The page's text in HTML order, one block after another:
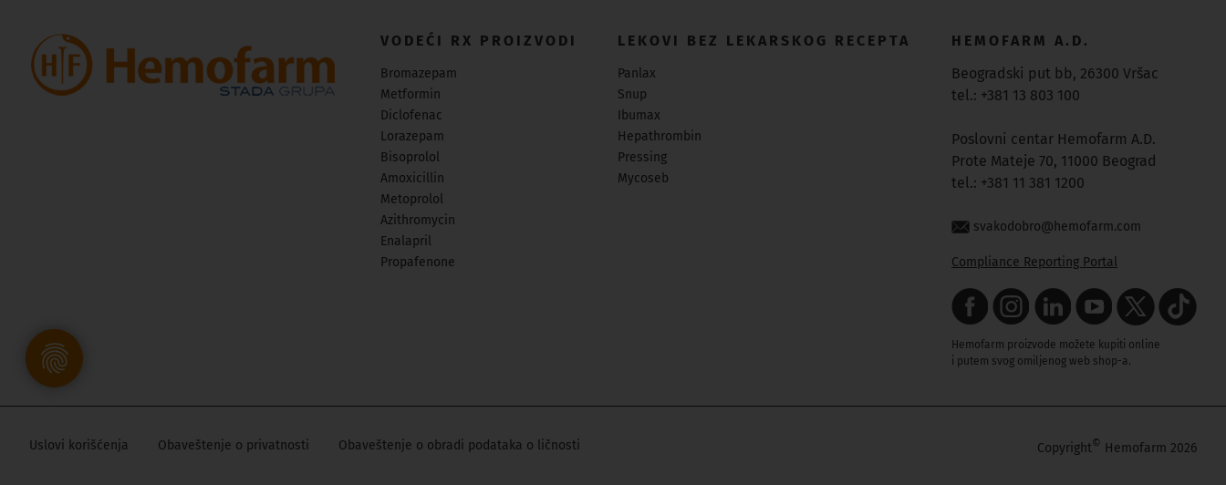
VODEĆI RX PROIZVODI
Bromazepam
Metformin
Diclofenac
Lorazepam
Bisoprolol
Amoxicillin
Metoprolol
Azithromycin
Enalapril
Propafenone
LEKOVI BEZ LEKARSKOG RECEPTA
Panlax
Snup
Ibumax
Hepathrombin
Pressing
Mycoseb
HEMOFARM A.D.
Beogradski put bb, 26300 Vršac
tel.: +381 13 803 100
Poslovni centar Hemofarm A.D.
Prote Mateje 70, 11000 Beograd
tel.: +381 11 381 1200
svakodobro@hemofarm.com
Compliance Reporting Portal
Hemofarm proizvode možete kupiti online
i putem svog omiljenog web shop-a.
Uslovi korišćenja Obaveštenje o privatnosti Obaveštenje o obradi podataka o ličnosti Copyright© Hemofarm 2026